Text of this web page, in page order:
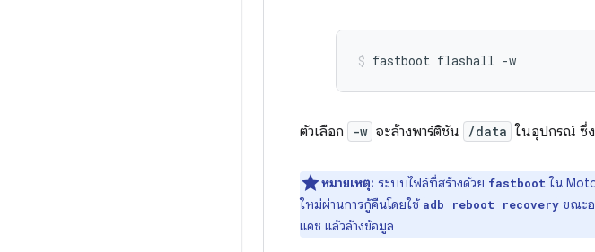
fastboot flashall -w
ตัวเลือก -w จะล้างพาร์ติชัน /data ในอุปกรณ์ ซึ่
หมายเหตุ: ระบบไฟล์ที่สร้างด้วย fastboot ใน
ใหม่ผ่านการกู้คืนโดยใช้ adb reboot recovery ขณะ
แคช แล้วล้างข้อมูล